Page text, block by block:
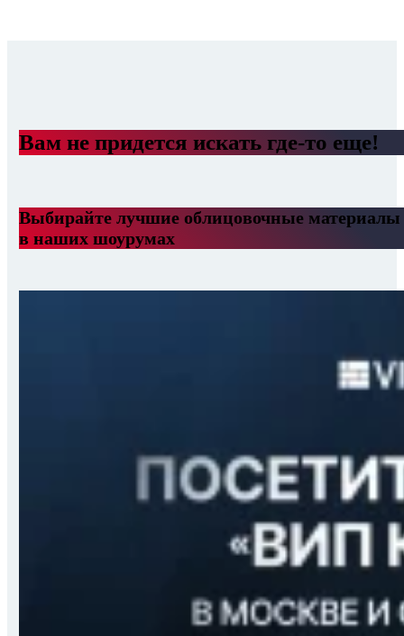
Вам не придется искать где-то еще!
Выбирайте лучшие облицовочные материалы
в наших шоурумах